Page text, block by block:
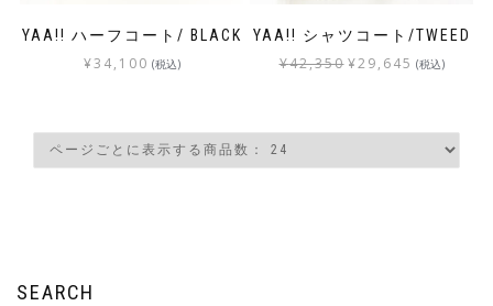
YAA!! ハーフコート/ BLACK
¥34,100 (税込)
YAA!! シャツコート/TWEED
¥42,350 ¥29,645 (税込)
SEARCH